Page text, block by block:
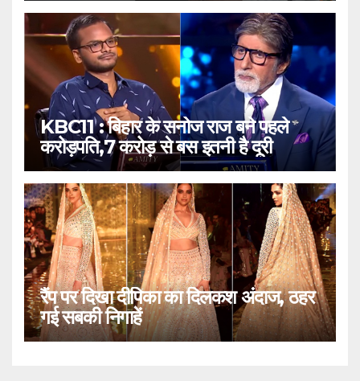
KBC11 : बिहार के सनोज राज बने पहले
करोड़पति,7 करोड़ से बस इतनी है दूरी
रैंप पर दिखा दीपिका का दिलकश अंदाज, ठहर
गई सबकी निगाहें